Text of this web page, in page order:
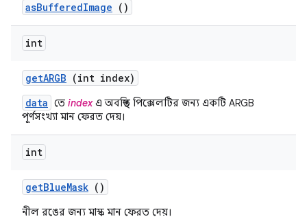
asBufferedImage ()
int
getARGB (int index)
data তে indexএ অবস্থিত পিক্সেলটির জন্য একটি ARGB
পূর্ণসংখ্যা মান ফেরত দেয়।
int
getBlueMask ()
নীল রঙের জন্য মাস্ক মান ফেরত দেয়।